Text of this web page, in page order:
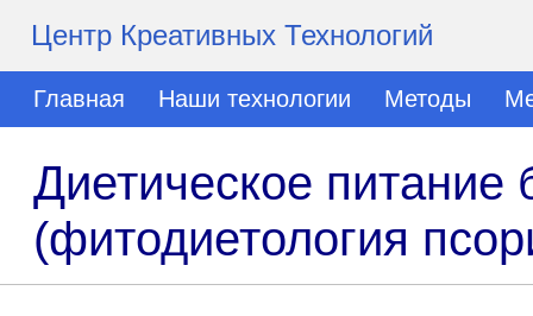
Центр Креативных Технологий
Главная Наши технологии Методы
Диетическое
(фитодиетология